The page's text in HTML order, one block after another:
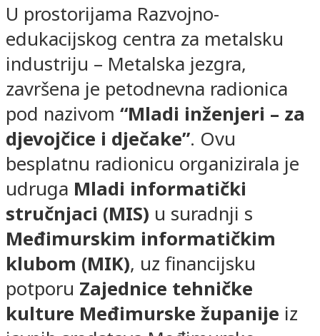
U prostorijama Razvojno-
edukacijskog centra za metalsku
industriju – Metalska jezgra,
završena je petodnevna radionica
pod nazivom “Mladi inženjeri – za
djevojčice i dječake”. Ovu
besplatnu radionicu organizirala je
udruga Mladi informatički
stručnjaci (MIS) u suradnji s
Međimurskim informatičkim
klubom (MIK), uz financijsku
potporu Zajednice tehničke
kulture Međimurske županije iz